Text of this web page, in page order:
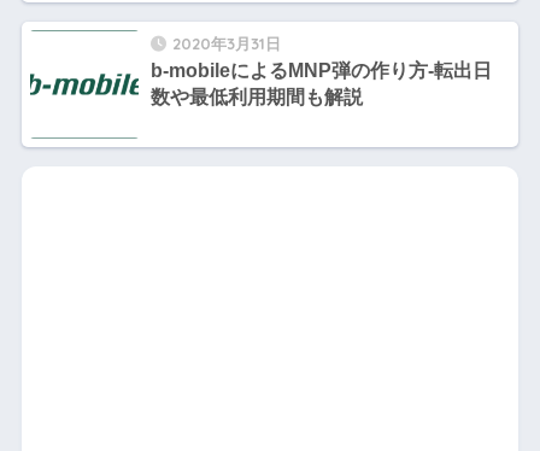
2020年3月31日
b-mobileによるMNP弾の作り方-転出日
数や最低利用期間も解説